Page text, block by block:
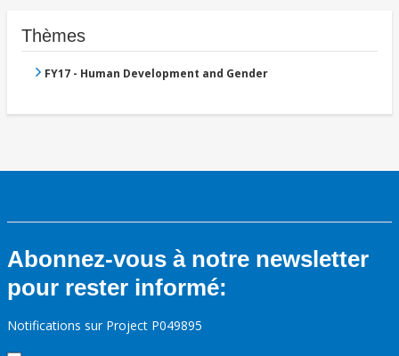
Thèmes
FY17 - Human Development and Gender
Abonnez-vous à notre newsletter
pour rester informé:
Notifications sur Project P049895